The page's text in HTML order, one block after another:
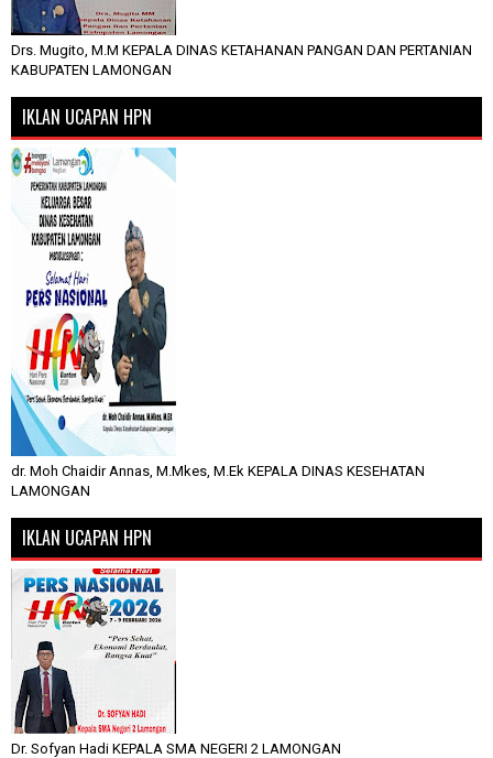
Drs. Mugito, M.M KEPALA DINAS KETAHANAN PANGAN DAN PERTANIAN
KABUPATEN LAMONGAN
IKLAN UCAPAN HPN
dr. Moh Chaidir Annas, M.Mkes, M.Ek KEPALA DINAS KESEHATAN
LAMONGAN
IKLAN UCAPAN HPN
Dr. Sofyan Hadi KEPALA SMA NEGERI 2 LAMONGAN